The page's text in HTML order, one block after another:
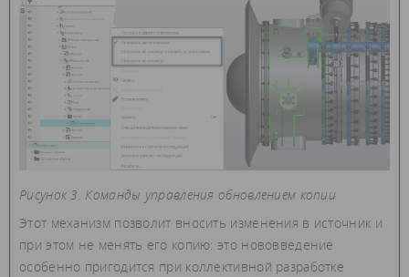
Рисунок 3. Команды управления обновлением копии
Этот механизм позволит вносить изменения в источник и
при этом не менять его копию: это нововведение
особенно пригодится при коллективной разработке